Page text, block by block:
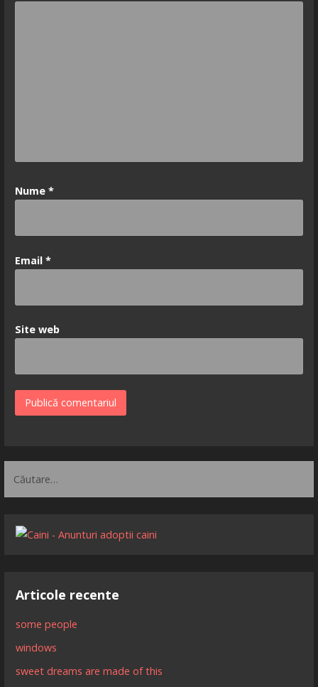
Nume *
Email *
Site web
după:
Articole recente
some people
windows
sweet dreams are made of this